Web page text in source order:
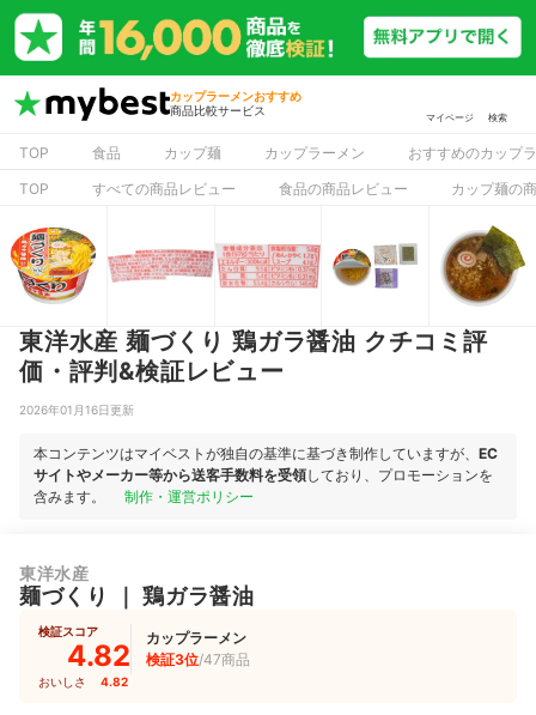
カップラーメンおすすめ
商品比較サービス
マイページ 検索
TOP 食品 カップ麺 カップラーメン
おすすめのカップ
TOP
すべての商品レビュー 食品の商品レビュー カップ麺の
東洋水産 麺づくり 鶏ガラ醤油 クチコミ評
価・評判&検証レビュー
2026年01月16日更新
本コンテンツはマイベストが独自の基準に基づき制作していますが、 EC
サイトやメーカー等から送客手数料を受領しており、プロモーションを
含みます。
制作・運営ポリシー
東洋水産
麺づくり ｜鶏ガラ醤油
検証スコア
4.82
カップラーメン
検証3位/47商品
おいしさ 4.82